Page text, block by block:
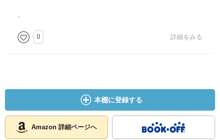
0 詳細をみる
本棚に登録する
Amazon 詳細ページへ